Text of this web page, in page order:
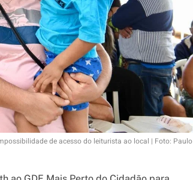
de acesso do leiturista ao local | Foto: Paulo